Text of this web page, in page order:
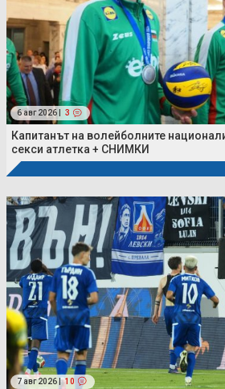
6 авг 2026 | 3
Капитанът на волейболните
секси атлетка + СНИМКИ
7 авг 2026 | 10